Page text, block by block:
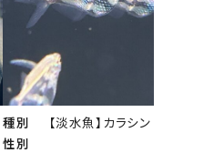
種別
【淡水魚】カラシン
性別